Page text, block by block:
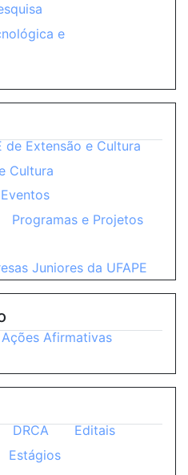
e
de Extensão e Cultura
Cultura
Eventos
Programas e Projetos
Juniores da UFAPE
Ações Afirmativas
DRCA
Editais
Estágios